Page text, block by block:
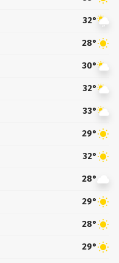
32°
28°
30°
32°
33°
29°
32°
28°
29°
28°
29°